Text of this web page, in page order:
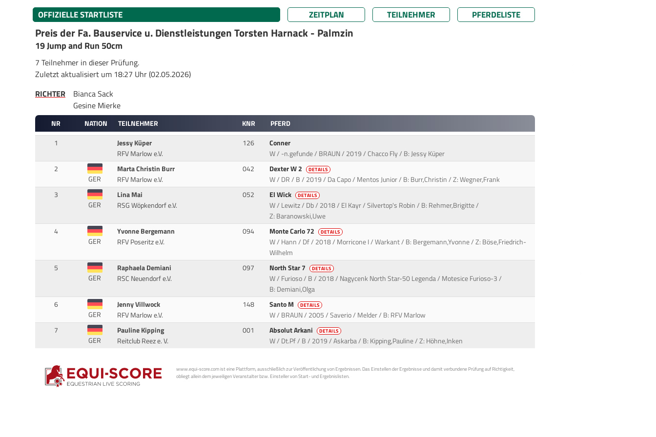
OFFIZIELLE STARTLISTE ZEITPLAN TEILNEHMER PFERDELISTE
Preis der Fa. Bauservice u. Dienstleistungen Torsten Harnack - Palmzin
19 Jump and Run 50cm
7 Teilnehmer in dieser Prüfung.
Zuletzt aktualisiert um 18:27 Uhr (02.05.2026)
RICHTER
Bianca Sack
Gesine Mierke
NR NATION TEILNEHMER KNR
PFERD
1
Jessy Küper
RFV Marlow e.V.
126
Conner
W / -n.gefunde / BRAUN / 2019 / Chacco Fly / B: Jessy Küper
2
GER
Marta Christin Burr
RFV Marlow e.V.
042 Dexter W 2 DETAILS
W / DR / B / 2019 / Da Capo / Mentos Junior / B: Burr,Christin / Z: Wegner,Frank
3
GER
Lina Mai
RSG Wöpkendorf e.V.
052 El Wick DETAILS
W / Lewitz / Db / 2018 / El Kayr / Silvertop's Robin / B: Rehmer,Brigitte /
Z: Baranowski,Uwe
4
GER
Yvonne Bergemann
RFV Poseritz e.V.
094 Monte Carlo 72 DETAILS
W / Hann / Df / 2018 / Morricone I / Warkant / B: Bergemann,Yvonne / Z: Böse,Friedrich-
Wilhelm
5
GER
Raphaela Demiani
RSC Neuendorf e.V.
097 North Star 7 DETAILS
W / Furioso / B / 2018 / Nagycenk North Star-50 Legenda / Motesice Furioso-3 /
B: Demiani,Olga
6
GER
Jenny Villwock
RFV Marlow e.V.
148 Santo M DETAILS
W / BRAUN / 2005 / Saverio / Melder / B: RFV Marlow
7
GER
Pauline Kipping
Reitclub Reez e. V.
001 Absolut Arkani DETAILS
W / Dt.Pf / B / 2019 / Askarba / B: Kipping,Pauline / Z: Höhne,Inken
www.equi-score.com ist eine Plattform, ausschließlich zur Veröffentlichung von Ergebnissen. Das Einstellen der Ergebnisse und damit verbundene Prüfung auf Richtigkeit,
obliegt allein dem jeweiligen Veranstalter bzw. Einsteller von Start- und Ergebnislisten.